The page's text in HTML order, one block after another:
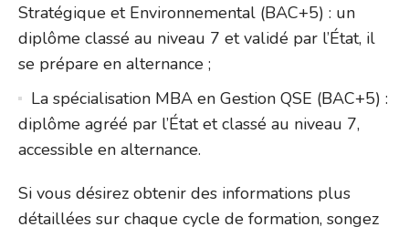
Stratégique et Environnemental (BAC+5) : un
diplôme classé au niveau 7 et validé par l’État, il
se prépare en alternance ;
La spécialisation MBA en Gestion QSE (BAC+5) :
diplôme agréé par l’État et classé au niveau 7,
accessible en alternance.
Si vous désirez obtenir des informations plus
détaillées sur chaque cycle de formation, songez